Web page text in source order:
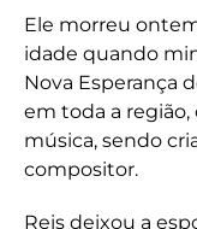
Ele morreu
idade quando
Nova Esperança
em toda a
música, sendo
compositor.
Reis deixou a